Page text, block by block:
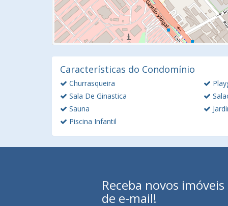
Características do Condomínio
Churrasqueira
Sala De Ginastica
Sauna
Piscina Infantil
Receba novos
de e-mail!